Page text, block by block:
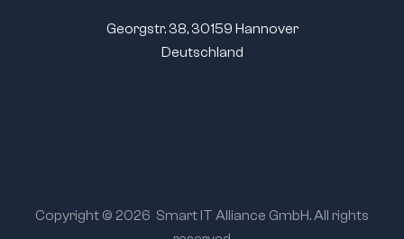
Georgstr. 38, 30159 Hannover
Deutschland
Copyright © 2026 Smart IT Alliance GmbH. All rights